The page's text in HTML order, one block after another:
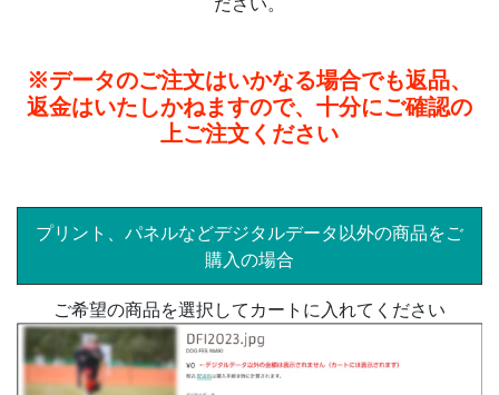
※データのご注文はいかなる場合でも返品、
返金はいたしかねますので、十分にご確認の
上ご注文ください
プリント、パネルなどデジタルデータ以外の商品をご
購入の場合
ご希望の商品を選択してカートに入れてください